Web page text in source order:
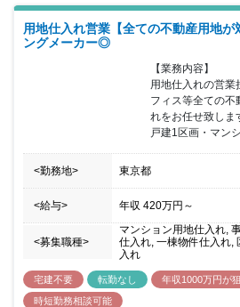
用地仕入れ営業【全ての不動産用地
ングメーカー◎
【業務内容】
用地仕入れの営業
フィス等全ての不
れをお任せ致しま
戸建1区画・マン
<勤務地> 東京都
<給与> 年収 420万円 ～
<募集職種>
マンション用地仕入れ,
仕入れ, 一棟物件仕入れ,
入れ
宅建不要 転勤なし
年収1000万円が
時短勤務相談可能